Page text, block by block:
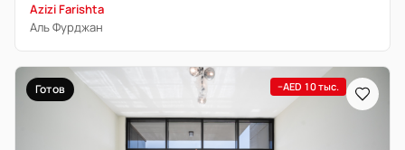
Azizi Farishta
Аль Фурджан
Готов −AED 10 тыс.